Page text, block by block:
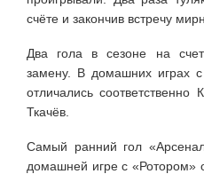
счёте и закончив встречу
Два гола в сезоне на
замену. В домашних играх
отличались
Ткачёв.
Самый ранний гол
домашней игре с «Ротором»